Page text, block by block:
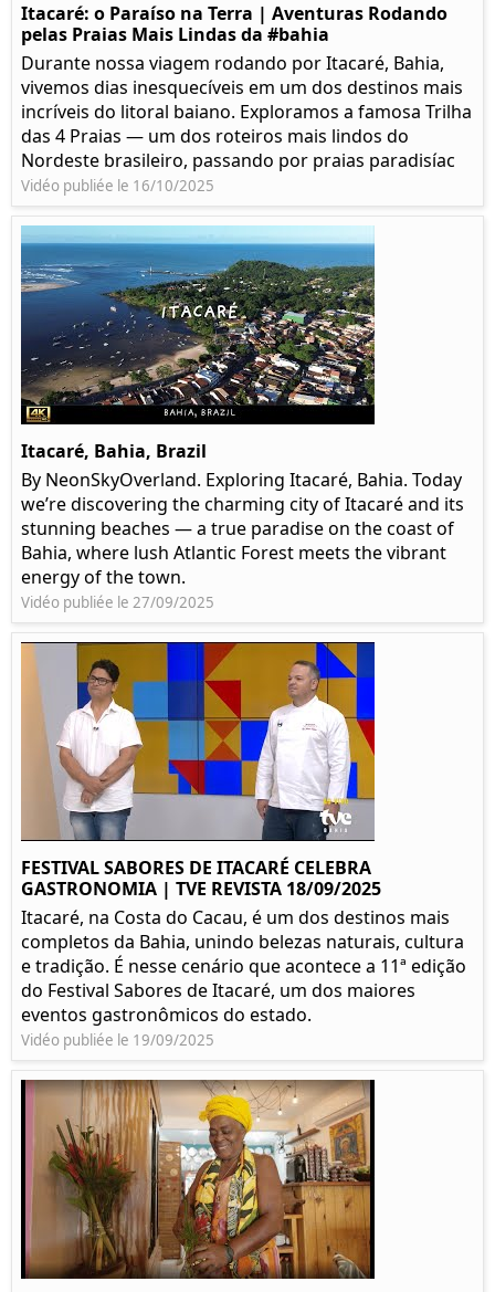
Itacaré: o Paraíso na Terra | Aventuras Rodando
pelas Praias Mais Lindas da #bahia
Durante nossa viagem rodando por Itacaré, Bahia,
vivemos dias inesquecíveis em um dos destinos mais
incríveis do litoral baiano. Exploramos a famosa Trilha
das 4 Praias — um dos roteiros mais lindos do
Nordeste brasileiro, passando por praias paradisíac
Vidéo publiée le 16/10/2025
Itacaré, Bahia, Brazil
By NeonSkyOverland. Exploring Itacaré, Bahia. Today
we’re discovering the charming city of Itacaré and its
stunning beaches — a true paradise on the coast of
Bahia, where lush Atlantic Forest meets the vibrant
energy of the town.
Vidéo publiée le 27/09/2025
FESTIVAL SABORES DE ITACARÉ CELEBRA
GASTRONOMIA | TVE REVISTA 18/09/2025
Itacaré, na Costa do Cacau, é um dos destinos mais
completos da Bahia, unindo belezas naturais, cultura
e tradição. É nesse cenário que acontece a 11ª edição
do Festival Sabores de Itacaré, um dos maiores
eventos gastronômicos do estado.
Vidéo publiée le 19/09/2025